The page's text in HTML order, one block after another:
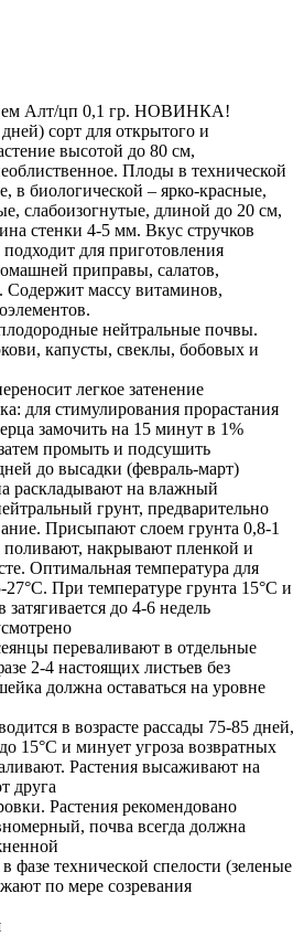
Алт/цп 0,1 гр. НОВИНКА!
сорт для открытого и
высотой до 80 см,
Плоды в технической
в биологической – ярко-красные,
слабоизогнутые, длиной до 20 см,
стенки 4-5 мм. Вкус стручков
для приготовления
приправы, салатов,
Содержит массу витаминов,
нейтральные почвы.
капусты, свеклы, бобовых и
легкое затенение
для стимулирования прорастания
замочить на 15 минут в 1%
промыть и подсушить
до высадки (февраль-март)
раскладывают на влажный
грунт, предварительно
Присыпают слоем грунта 0,8-1
накрывают пленкой и
Оптимальная температура для
При температуре грунта 15°С и
до 4-6 недель
переваливают в отдельные
2-4 настоящих листьев без
должна оставаться на уровне
в возрасте рассады 75-85 дней,
15°С и минует угроза возвратных
Растения высаживают на
друга
Растения рекомендовано
почва всегда должна
фазе технической спелости (зеленые
по мере созревания